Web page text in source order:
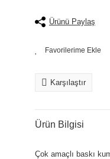
Ürünü Paylaş
Karşılaştır
Ürün Bilgisi
Çok amaçlı baskı